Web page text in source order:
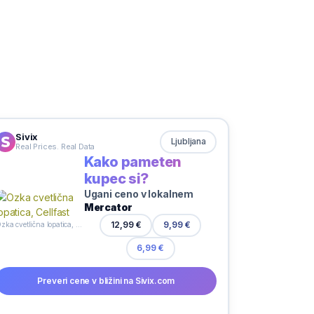
Sivix
Real Prices. Real Data Ljubljana
Kako pameten
kupec si?
Ugani ceno v lokalnem
Mercator
12,99 € 9,99 €
6,99 €
Preveri cene v bližini na Sivix.com